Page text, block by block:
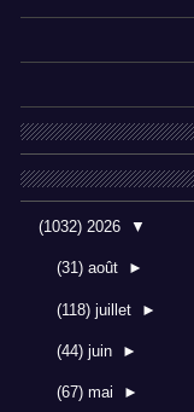
▼
2026
(1032)
►
août
(31)
►
juillet
(118)
►
juin
(44)
►
mai
(67)